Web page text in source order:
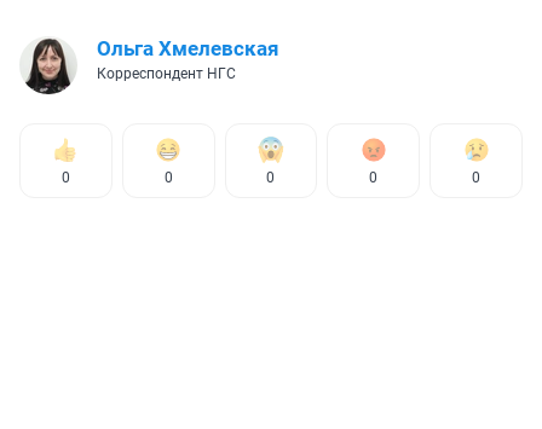
Ольга Хмелевская
Корреспондент НГС
0 0 0 0 0